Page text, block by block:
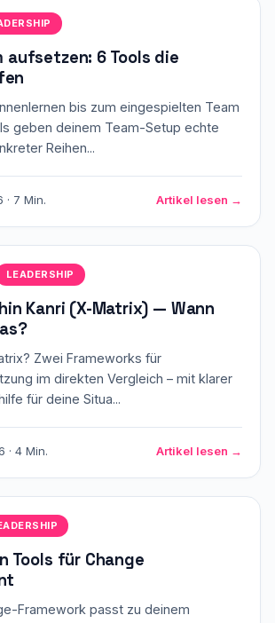
aufsetzen: 6 Tools die
bis zum eingespielten Team
geben deinem Team-Setup echte
Reihen...
· 7 Min. Artikel lesen →
LEADERSHIP
Kanri (X-Matrix) — Wann
Zwei Frameworks für
im direkten Vergleich – mit klarer
für deine Situa...
· 4 Min. Artikel lesen →
Tools für Change
Framework passt zu deinem